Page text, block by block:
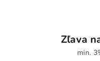
Zľava
min.